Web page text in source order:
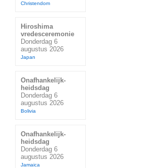
Christendom
Hiroshima
vredesceremonie
Donderdag 6
augustus 2026
Japan
Onafhankelijk-
heidsdag
Donderdag 6
augustus 2026
Bolivia
Onafhankelijk-
heidsdag
Donderdag 6
augustus 2026
Jamaica